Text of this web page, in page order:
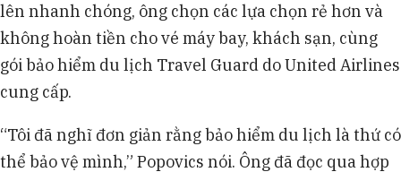
Bảo hiểm "Hủy vì bất kỳ lý do nào" (CFAR) cho
phép hủy chuyến vì bất kỳ lý do nào và hoàn lại
50% đến 75% chi phí, nhưng phải mua sớm và đi
kèm hợp đồng bảo hiểm khác với chi phí cao.
lên nhanh chóng, ông chọn các lựa chọn rẻ hơn và
không hoàn tiền cho vé máy bay, khách sạn, cùng
gói bảo hiểm du lịch Travel Guard do United Airlines
cung cấp.
“Tôi đã nghĩ đơn giản rằng bảo hiểm du lịch là thứ có
thể bảo vệ mình,” Popovics nói. Ông đã đọc qua hợp